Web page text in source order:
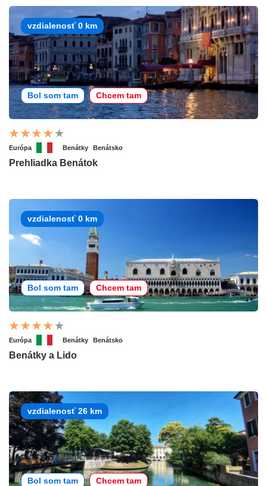
vzdialenosť 0 km
Bol som tam Chcem tam
Európa Benátky Benátsko
Prehliadka Benátok
vzdialenosť 0 km
Bol som tam Chcem tam
Európa Benátky Benátsko
Benátky a Lido
vzdialenosť 26 km
Bol som tam Chcem tam